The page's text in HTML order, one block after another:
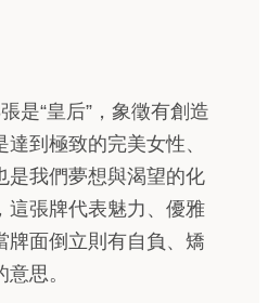
是“皇后”，象徵有創造
到極致的完美女性、
是我們夢想與渴望的化
這張牌代表魅力、優雅
牌面倒立則有自負、矯
思。